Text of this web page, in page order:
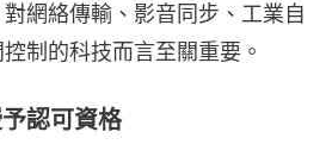
網絡傳輸、影音同步、工業自
制的科技而言至關重要。
認可資格